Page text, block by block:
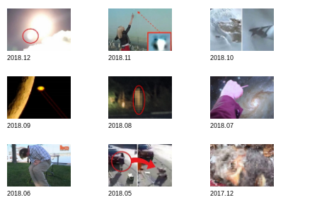
2018.12 2018.11 2018.10
2018.09 2018.08 2018.07
2018.06 2018.05 2017.12